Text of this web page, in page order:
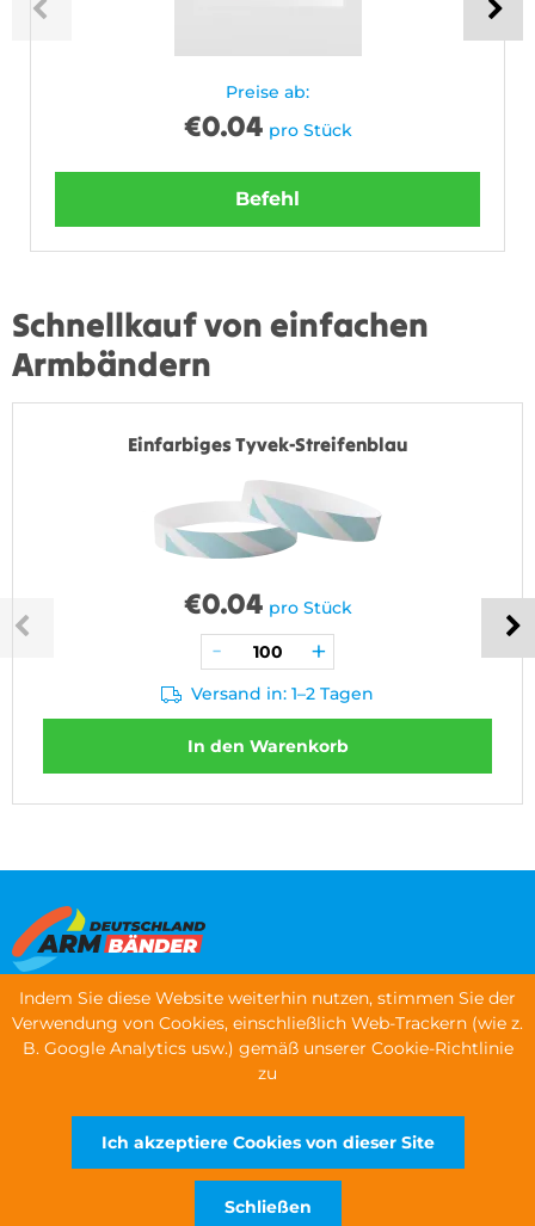
Preise ab:
€0.04 pro Stück
Befehl
Schnellkauf von einfachen
Armbändern
Einfarbiges Tyvek-Streifenblau
€0.04 pro Stück
Versand in: 1–2 Tagen
In den Warenkorb
Speisekarte
Kontaktinformationen
URHEBERRECHTE © 2026 WRISTBANDS EUROPE LTD
Indem Sie diese Website weiterhin nutzen, stimmen Sie der
Verwendung von Cookies, einschließlich Web-Trackern (wie z.
B. Google Analytics usw.) gemäß unserer Cookie-Richtlinie
zu
Ich akzeptiere Cookies von dieser Site
Schließen